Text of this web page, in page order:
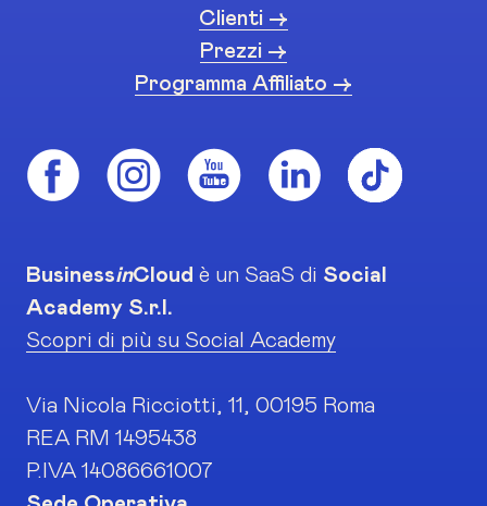
Clienti ->
Prezzi ->
Programma Affiliato ->
BusinessinCloud è un SaaS di Social
Academy S.r.l.
Scopri di più su Social Academy
Via Nicola Ricciotti, 11, 00195 Roma
REA RM 1495438
P.IVA 14086661007